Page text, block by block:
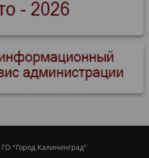
"Город Калининград"